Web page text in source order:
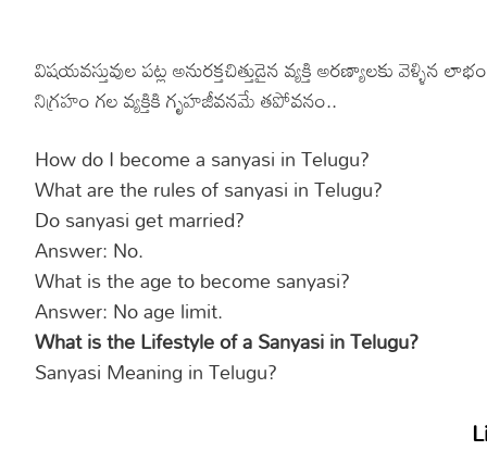
విషయవస్తువుల పట్ల అనురక్తచిత్తుడైన వ్యక్తి అరణ్యాలకు
నిగ్రహం గల వ్యక్తికి గృహజీవనమే తపోవనం..
How do I become a sanyasi in Telugu?
What are the rules of sanyasi in Telugu?
Do sanyasi get married?
Answer: No.
What is the age to become sanyasi?
Answer: No age limit.
What is the Lifestyle of a Sanyasi in Telugu?
Sanyasi Meaning in Telugu?